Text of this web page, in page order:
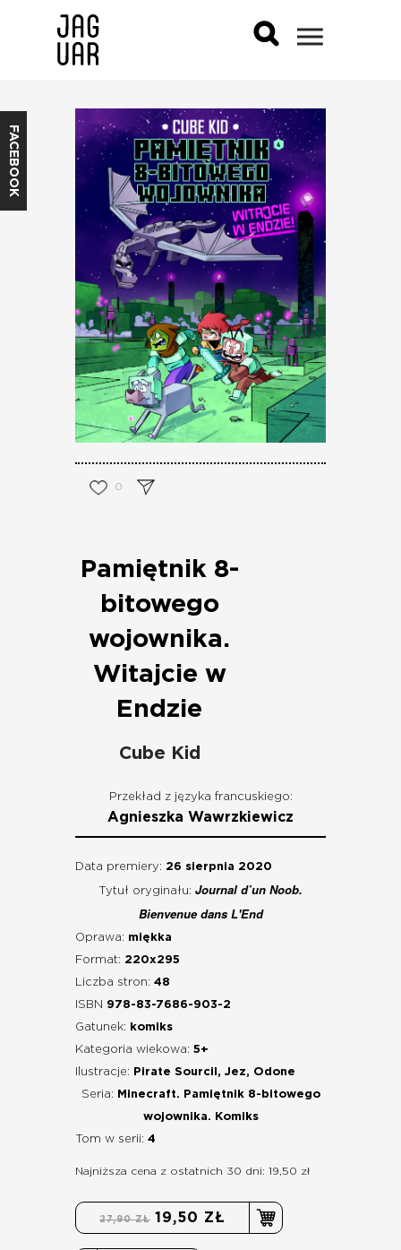
FACEBOOK
0
Pamiętnik 8-
bitowego
wojownika.
Witajcie w
Endzie
Cube Kid
Przekład z języka francuskiego:
Agnieszka Wawrzkiewicz
Data premiery: 26 sierpnia 2020
Tytuł oryginału: Journal d’un Noob.
Bienvenue dans L'End
Oprawa: miękka
Format: 220x295
Liczba stron: 48
ISBN 978-83-7686-903-2
Gatunek:
komiks
Kategoria wiekowa: 5+
Ilustracje:
Pirate Sourcil, Jez, Odone
Seria:
Minecraft. Pamiętnik 8-bitowego
wojownika. Komiks
Tom w serii: 4
Najniższa cena z ostatnich 30 dni: 19,50 zł
27,90 ZŁ 19,50 ZŁ